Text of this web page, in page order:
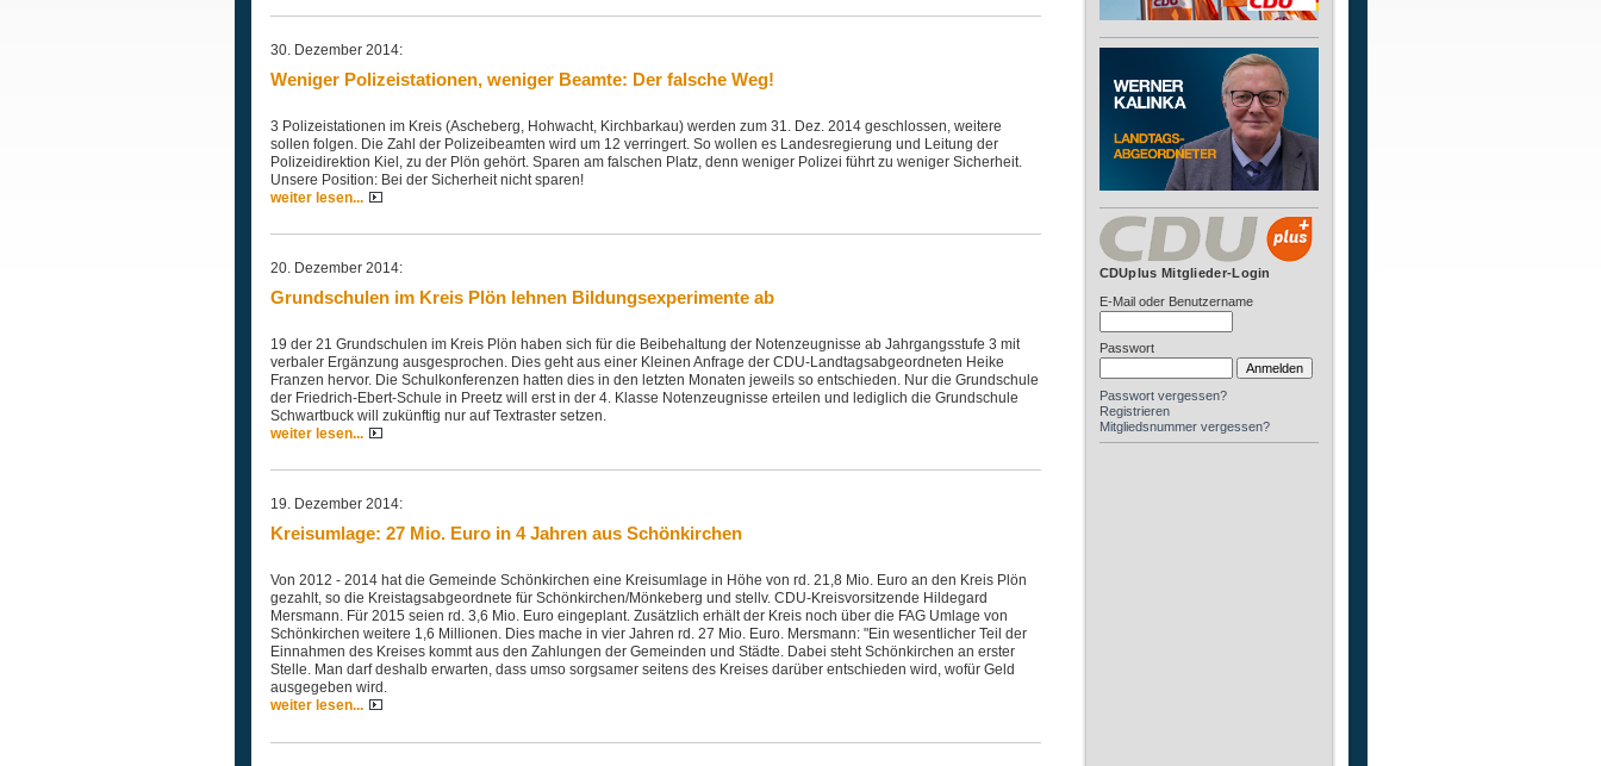
30. Dezember 2014:
Weniger Polizeistationen, weniger Beamte: Der falsche Weg!
3 Polizeistationen im Kreis (Ascheberg, Hohwacht, Kirchbarkau) werden zum 31. Dez. 2014 geschlossen, weitere
sollen folgen. Die Zahl der Polizeibeamten wird um 12 verringert. So wollen es Landesregierung und Leitung der
Polizeidirektion Kiel, zu der Plön gehört. Sparen am falschen Platz, denn weniger Polizei führt zu weniger Sicherheit.
Unsere Position: Bei der Sicherheit nicht sparen!
weiter lesen...
20. Dezember 2014:
Grundschulen im Kreis Plön lehnen Bildungsexperimente ab
19 der 21 Grundschulen im Kreis Plön haben sich für die Beibehaltung der Notenzeugnisse ab Jahrgangsstufe 3 mit
verbaler Ergänzung ausgesprochen. Dies geht aus einer Kleinen Anfrage der CDU-Landtagsabgeordneten Heike
Franzen hervor. Die Schulkonferenzen hatten dies in den letzten Monaten jeweils so entschieden. Nur die Grundschule
der Friedrich-Ebert-Schule in Preetz will erst in der 4. Klasse Notenzeugnisse erteilen und lediglich die Grundschule
Schwartbuck will zukünftig nur auf Textraster setzen.
weiter lesen...
19. Dezember 2014:
Kreisumlage: 27 Mio. Euro in 4 Jahren aus Schönkirchen
Von 2012 - 2014 hat die Gemeinde Schönkirchen eine Kreisumlage in Höhe von rd. 21,8 Mio. Euro an den Kreis Plön
gezahlt, so die Kreistagsabgeordnete für Schönkirchen/Mönkeberg und stellv. CDU-Kreisvorsitzende Hildegard
Mersmann. Für 2015 seien rd. 3,6 Mio. Euro eingeplant. Zusätzlich erhält der Kreis noch über die FAG Umlage von
Schönkirchen weitere 1,6 Millionen. Dies mache in vier Jahren rd. 27 Mio. Euro. Mersmann: "Ein wesentlicher Teil der
Einnahmen des Kreises kommt aus den Zahlungen der Gemeinden und Städte. Dabei steht Schönkirchen an erster
Stelle. Man darf deshalb erwarten, dass umso sorgsamer seitens des Kreises darüber entschieden wird, wofür Geld
ausgegeben wird.
weiter lesen...
CDUplus Mitglieder-Login
E-Mail oder Benutzername
Passwort
Passwort vergessen?
Registrieren
Mitgliedsnummer vergessen?